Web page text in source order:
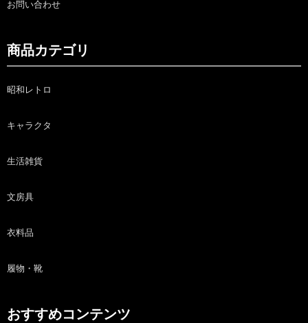
お問い合わせ
商品カテゴリ
昭和レトロ
キャラクタ
生活雑貨
文房具
衣料品
履物・靴
おすすめコンテンツ